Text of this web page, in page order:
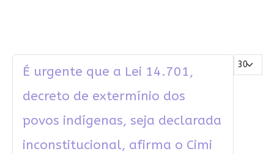
Mostrar #
É urgente que a Lei 14.701,
decreto de extermínio dos
povos indígenas, seja declarada
inconstitucional, afirma o Cimi